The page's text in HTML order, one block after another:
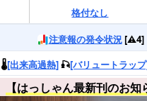
格付なし
注意報の発令状況[⚠️4]
🌡️[出来高過熱]🎣[バリュートラッ
【はっしゃん最新刊のお知